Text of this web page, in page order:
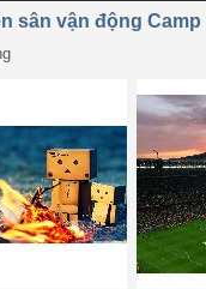
sân vận động Camp